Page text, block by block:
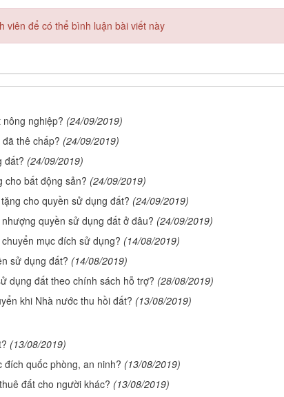
viên để có thể bình luận bài viết này
nghiệp? (24/09/2019)
thê chấp? (24/09/2019)
đất? (24/09/2019)
cho bất động sản? (24/09/2019)
cho quyền sử dụng đất? (24/09/2019)
quyền sử dụng đất ở đâu? (24/09/2019)
mục đích sử dụng? (14/08/2019)
sử dụng đất? (14/08/2019)
dụng đất theo chính sách hỗ trợ? (28/08/2019)
khi Nhà nước thu hồi đất? (13/08/2019)
(13/08/2019)
quốc phòng, an ninh? (13/08/2019)
đất cho người khác? (13/08/2019)